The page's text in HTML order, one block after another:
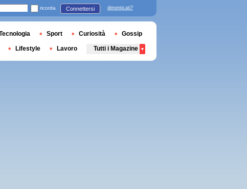
ricorda Connettersi dimenticati?
Sport Curiosità Gossip
Lifestyle Lavoro Tutti i Magazine